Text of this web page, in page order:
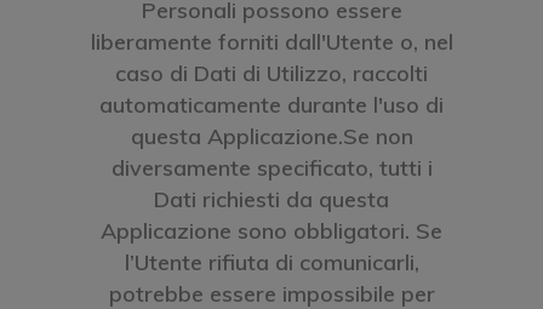
Personali possono essere
liberamente forniti dall'Utente o, nel
caso di Dati di Utilizzo, raccolti
automaticamente durante l'uso di
questa Applicazione.Se non
diversamente specificato, tutti i
Dati richiesti da questa
Applicazione sono obbligatori. Se
l’Utente rifiuta di comunicarli,
potrebbe essere impossibile per